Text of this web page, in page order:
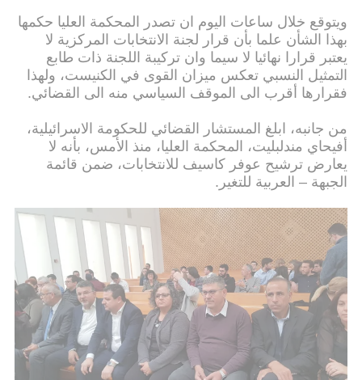
ويتوقع خلال ساعات اليوم ان تصدر المحكمة العليا حكمها
بهذا الشأن علما بأن قرار لجنة الانتخابات المركزية لا
يعتبر قرارا نهائيا لا سيما وان تركيبة اللجنة ذات طابع
التمثيل النسبي تعكس ميزان القوى في الكنيست، ولهذا
فقرارها أقرب الى الموقف السياسي منه الى القضائي.
من جانبه، ابلغ المستشار القضائي للحكومة الاسرائيلية،
أفيحاي مندلبليت، المحكمة العليا، منذ الأمس، بأنه لا
يعارض ترشيح عوفر كاسيف للانتخابات، ضمن قائمة
الجبهة – العربية للتغير.